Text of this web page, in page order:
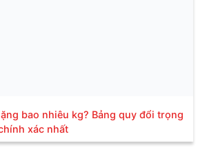
bao nhiêu kg? Bảng quy đổi trọng
xác nhất